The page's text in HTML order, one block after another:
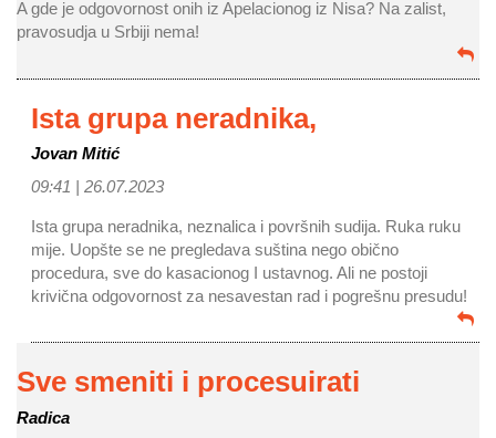
A gde je odgovornost onih iz Apelacionog iz Nisa? Na zalist,
pravosudja u Srbiji nema!
Ista grupa neradnika,
Jovan Mitić
09:41 | 26.07.2023
Ista grupa neradnika, neznalica i površnih sudija. Ruka ruku
mije. Uopšte se ne pregledava suština nego obično
procedura, sve do kasacionog I ustavnog. Ali ne postoji
krivična odgovornost za nesavestan rad i pogrešnu presudu!
Sve smeniti i procesuirati
Radica